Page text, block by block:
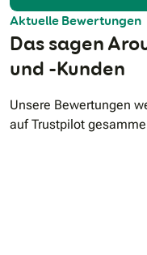
Aktuelle Bewertungen
Das sagen
und -Kunden
Unsere Bewertungen
auf Trustpilot